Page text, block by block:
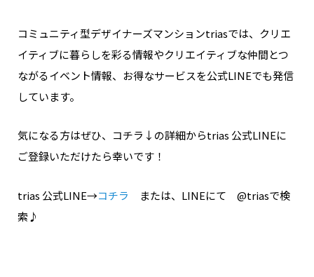
コミュニティ型デザイナーズマンションtriasでは、クリエ
イティブに暮らしを彩る情報やクリエイティブな仲間とつ
ながるイベント情報、お得なサービスを公式LINEでも発信
しています。
気になる方はぜひ、コチラ↓の詳細からtrias 公式LINEに
ご登録いただけたら幸いです！
trias 公式LINE→コチラ または、LINEにて @triasで検
索♪